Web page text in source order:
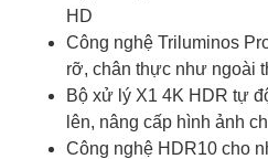
HD
Công nghệ Triluminos
rỡ, chân thực như ngoài
Bộ xử lý X1 4K HDR tự
lên, nâng cấp hình ảnh
Công nghệ HDR10 cho